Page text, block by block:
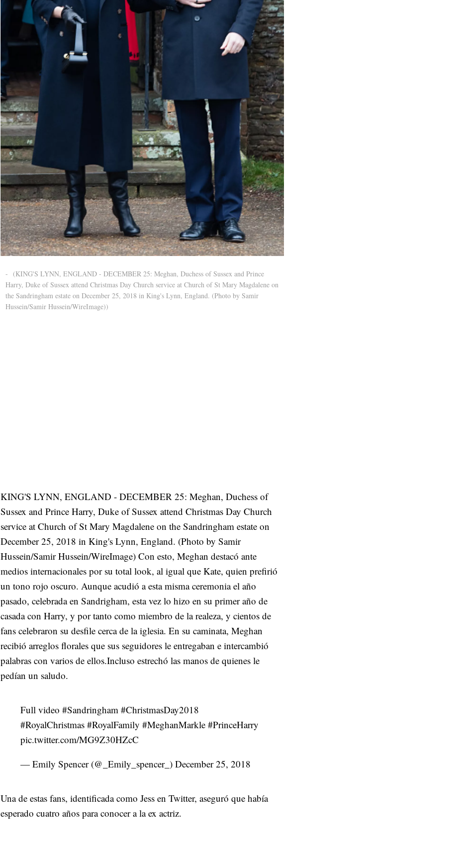
- (KING'S LYNN, ENGLAND - DECEMBER 25: Meghan, Duchess of Sussex and Prince
Harry, Duke of Sussex attend Christmas Day Church service at Church of St Mary Magdalene on
the Sandringham estate on December 25, 2018 in King's Lynn, England. (Photo by Samir
Hussein/Samir Hussein/WireImage))
KING'S LYNN, ENGLAND - DECEMBER 25: Meghan, Duchess of
Sussex and Prince Harry, Duke of Sussex attend Christmas Day Church
service at Church of St Mary Magdalene on the Sandringham estate on
December 25, 2018 in King's Lynn, England. (Photo by Samir
Hussein/Samir Hussein/WireImage) Con esto, Meghan destacó ante
medios internacionales por su total look, al igual que Kate, quien prefirió
un tono rojo oscuro. Aunque acudió a esta misma ceremonia el año
pasado, celebrada en Sandrigham, esta vez lo hizo en su primer año de
casada con Harry, y por tanto como miembro de la realeza, y cientos de
fans celebraron su desfile cerca de la iglesia. En su caminata, Meghan
recibió arreglos florales que sus seguidores le entregaban e intercambió
palabras con varios de ellos.Incluso estrechó las manos de quienes le
pedían un saludo.
Full video #Sandringham #ChristmasDay2018
#RoyalChristmas #RoyalFamily #MeghanMarkle #PrinceHarry
pic.twitter.com/MG9Z30HZcC
— Emily Spencer (@_Emily_spencer_) December 25, 2018
Una de estas fans, identificada como Jess en Twitter, aseguró que había
esperado cuatro años para conocer a la ex actriz.